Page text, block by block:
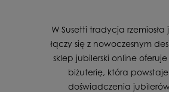
W Susetti tradycja rzemiosła
łączy się z nowoczesnym
sklep jubilerski online
biżuterię, która powstaje
doświadczenia